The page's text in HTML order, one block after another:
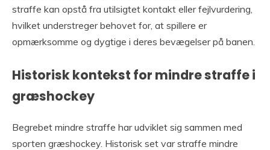
straffe kan opstå fra utilsigtet kontakt eller fejlvurdering,
hvilket understreger behovet for, at spillere er
opmærksomme og dygtige i deres bevægelser på banen.
Historisk kontekst for mindre straffe i
græshockey
Begrebet mindre straffe har udviklet sig sammen med
sporten græshockey. Historisk set var straffe mindre